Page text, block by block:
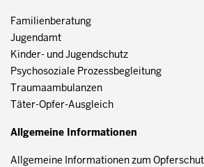
Familienberatung
Jugendamt
Kinder- und Jugendschutz
Psychosoziale Prozessbegleitung
Traumaambulanzen
Täter-Opfer-Ausgleich
Allgemeine Informationen
Allgemeine Informationen zum